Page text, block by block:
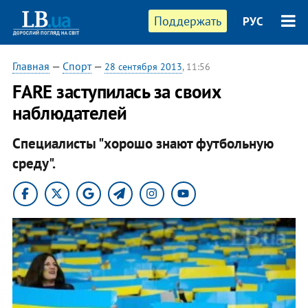
Поддержать РУС
Главная — Спорт— 28 сентября 2013, 11:56
FARE заступилась за своих
наблюдателей
Специалисты "хорошо знают футбольную
среду".